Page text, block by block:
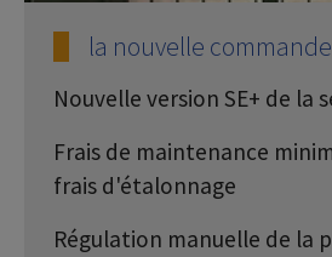
la nouvelle commande
Nouvelle version SE+ de la
Frais de maintenance
frais d'étalonnage
Régulation manuelle de la